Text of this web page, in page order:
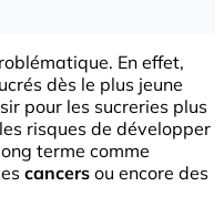
En effet,
dès le plus jeune
pour les sucreries plus
risques de développer
terme comme
cancers ou encore des